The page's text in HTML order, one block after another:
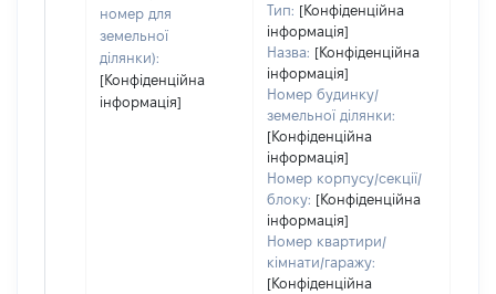
номер для
земельної
ділянки):
[Конфіденційна
інформація]
Тип: [Конфіденційна
інформація]
Назва: [Конфіденційна
інформація]
Номер будинку/
земельної ділянки:
[Конфіденційна
інформація]
Номер корпусу/секції/
блоку: [Конфіденційна
інформація]
Номер квартири/
кімнати/гаражу:
[Конфіденційна